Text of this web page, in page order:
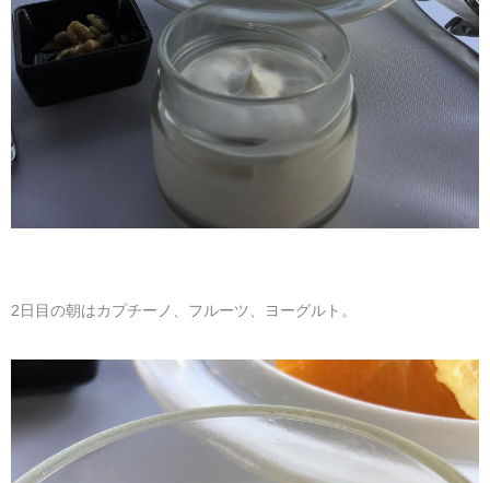
2日目の朝はカプチーノ、フルーツ、ヨーグルト。